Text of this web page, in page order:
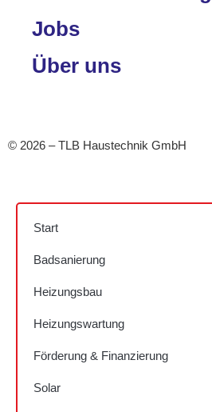
Jobs
Über uns
© 2026 – TLB Haustechnik GmbH
Start
Badsanierung
Heizungsbau
Heizungswartung
Förderung & Finanzierung
Solar